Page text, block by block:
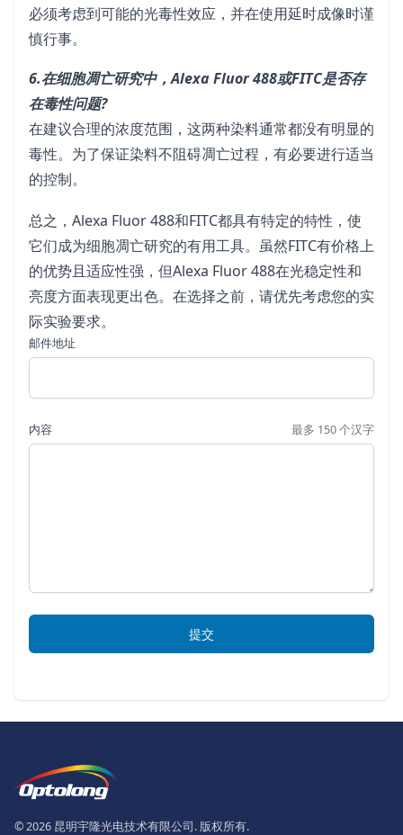
必须考虑到可能的光毒性效应，并在使用延时成像时谨
慎行事。
6.在细胞凋亡研究中，Alexa Fluor 488或FITC是否存
在毒性问题?
在建议合理的浓度范围，这两种染料通常都没有明显的
毒性。为了保证染料不阻碍凋亡过程，有必要进行适当
的控制。
总之，Alexa Fluor 488和FITC都具有特定的特性，使
它们成为细胞凋亡研究的有用工具。虽然FITC有价格上
的优势且适应性强，但Alexa Fluor 488在光稳定性和
亮度方面表现更出色。在选择之前，请优先考虑您的实
际实验要求。
邮件地址
内容 最多 150 个汉字
提交
The Logo of Optolong Optics Co.,
© 2026 昆明宇隆光电技术有限公司. 版权所有.